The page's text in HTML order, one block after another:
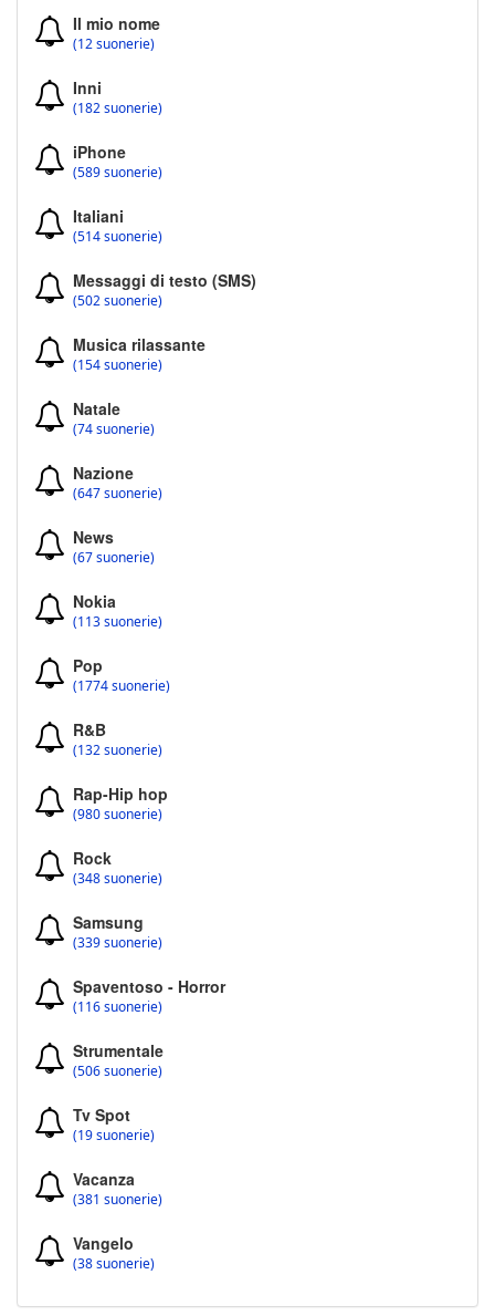
Il mio nome
(12 suonerie)
Inni
(182 suonerie)
iPhone
(589 suonerie)
Italiani
(514 suonerie)
Messaggi di testo (SMS)
(502 suonerie)
Musica rilassante
(154 suonerie)
Natale
(74 suonerie)
Nazione
(647 suonerie)
News
(67 suonerie)
Nokia
(113 suonerie)
Pop
(1774 suonerie)
R&B
(132 suonerie)
Rap-Hip hop
(980 suonerie)
Rock
(348 suonerie)
Samsung
(339 suonerie)
Spaventoso - Horror
(116 suonerie)
Strumentale
(506 suonerie)
Tv Spot
(19 suonerie)
Vacanza
(381 suonerie)
Vangelo
(38 suonerie)